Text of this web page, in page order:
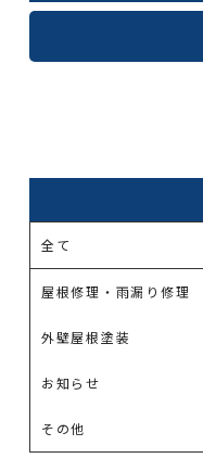
全て
屋根修理・雨漏り修理
外壁屋根塗装
お知らせ
その他